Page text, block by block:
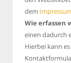
dem
Wie erfassen
einen dadurch
Hierbei kann